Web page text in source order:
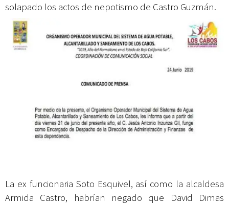
solapado los actos de nepotismo de Castro Guzmán.
La ex funcionaria Soto Esquivel, así como la alcaldesa
Armida Castro, habrían negado que David Dimas